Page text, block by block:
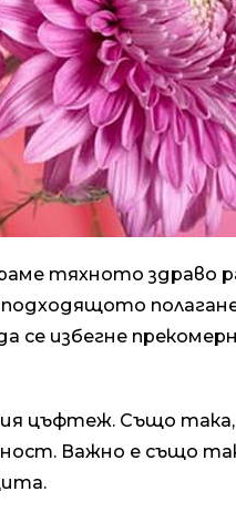
тяхното здраво
се избегне
цъфтеж. Също
Важно е също